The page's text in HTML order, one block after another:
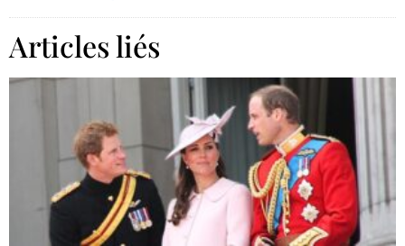
Articles liés